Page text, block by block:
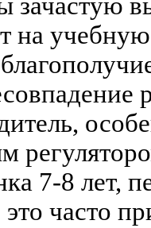
зачастую
на
7-8 лет,
часто